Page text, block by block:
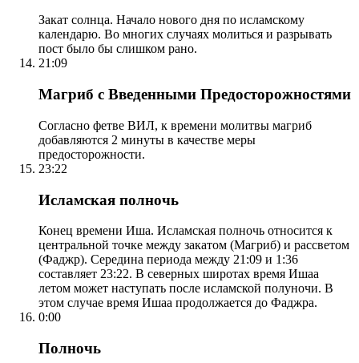
Закат солнца. Начало нового дня по исламскому
календарю. Во многих случаях молиться и разрывать
пост было бы слишком рано.
21:09
Магриб с Введенными Предосторожностями
Согласно фетве ВИЛ, к времени молитвы магриб
добавляются 2 минуты в качестве меры
предосторожности.
23:22
Исламская полночь
Конец времени Иша. Исламская полночь относится к
центральной точке между закатом (Магриб) и рассветом
(Фаджр). Середина периода между 21:09 и 1:36
составляет 23:22. В северных широтах время Ишаа
летом может наступать после исламской полуночи. В
этом случае время Ишаа продолжается до Фаджра.
0:00
Полночь